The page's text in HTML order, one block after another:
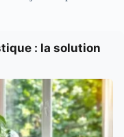
: la solution